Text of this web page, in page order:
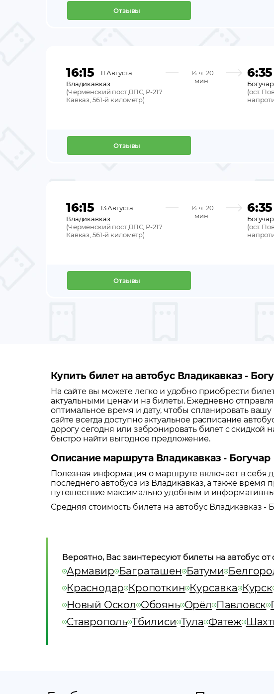
Отзывы
16:15
11 Августа
Владикавказ
(Черменский пост ДПС, Р-217
Кавказ, 561-й километр)
14 ч. 20
мин.
6:35
Богучар
(ост.
Отзывы
16:15
13 Августа
Владикавказ
(Черменский пост ДПС, Р-217
Кавказ, 561-й километр)
14 ч. 20
мин.
6:35
Богучар
(ост.
Отзывы
Купить билет на автобус Владикавказ -
На сайте вы можете легко и удобно приобрести
актуальными ценами на билеты. Ежедневно
оптимальное время и дату, чтобы спланировать вашу
сайте всегда доступно актуальное расписание
дорогу сегодня или забронировать билет с
быстро найти выгодное предложение.
Описание маршрута Владикавказ - Богучар
Полезная информация о маршруте включает в себя
последнего автобуса из Владикавказ, а также время
путешествие максимально удобным и
Средняя стоимость билета на автобус Владикавказ -
Вероятно, Вас заинтересуют билеты на автобус от
Армавир Баграташен Батуми
Краснодар Кропоткин Курсавка Курск
Новый Оскол Обоянь Орёл Павловск
Ставрополь Тбилиси Тула Фатеж